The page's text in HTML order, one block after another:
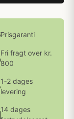
Prisgaranti
Fri fragt over kr.
800
1-2 dages
levering
14 dages